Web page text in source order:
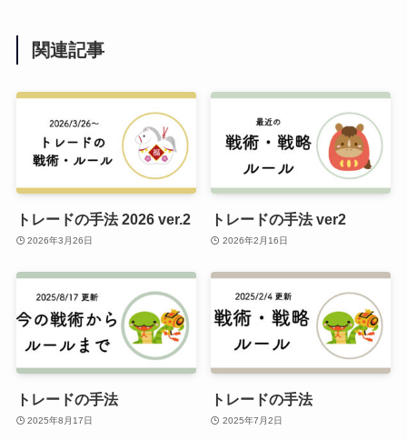
関連記事
トレードの手法 2026 ver.2
2026年3月26日
トレードの手法 ver2
2026年2月16日
トレードの手法
2025年8月17日
トレードの手法
2025年7月2日